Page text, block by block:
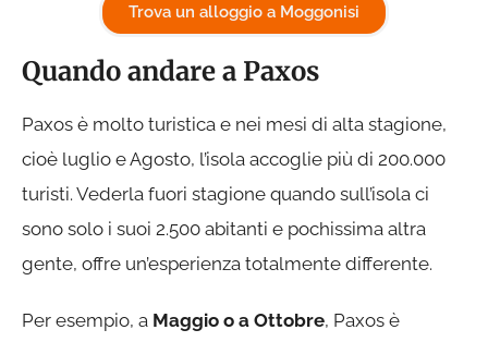
Trova un alloggio a Moggonisi
Quando andare a Paxos
Paxos è molto turistica e nei mesi di alta stagione,
cioè luglio e Agosto, l’isola accoglie più di 200.000
turisti. Vederla fuori stagione quando sull’isola ci
sono solo i suoi 2.500 abitanti e pochissima altra
gente, offre un’esperienza totalmente differente.
Per esempio, a Maggio o a Ottobre, Paxos è